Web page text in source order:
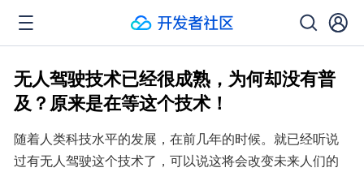
无人驾驶技术已经很成熟，为何却没有普
及？原来是在等这个技术！
随着人类科技水平的发展，在前几年的时候。就已经听说
过有无人驾驶这个技术了，可以说这将会改变未来人们的